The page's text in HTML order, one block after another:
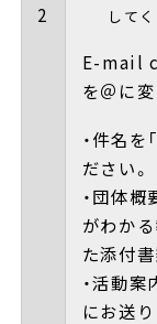
2
してく
E-mail
を＠に
・件名を
ださい。
・団体
がわか
た添付
・活動
にお送り